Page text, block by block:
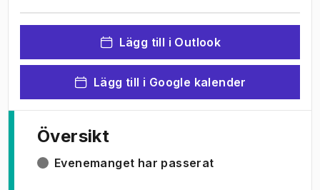
Lägg till i Outlook
Lägg till i Google kalender
Översikt
Evenemanget har passerat